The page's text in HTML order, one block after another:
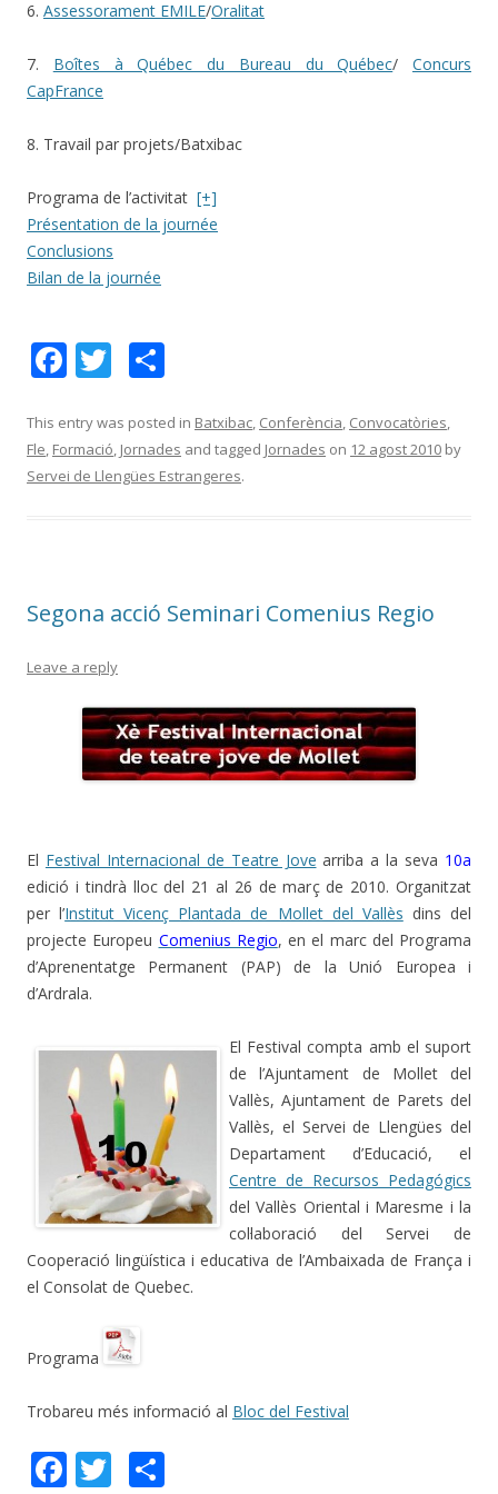
6. Assessorament EMILE/Oralitat
7. Boîtes à Québec du Bureau du Québec/ Concurs
CapFrance
8. Travail par projets/Batxibac
Programa de l’activitat [+]
Présentation de la journée
Conclusions
Bilan de la journée
F
e
b
T
itt
er
m
p
This entry was posted in Batxibac, Conferència, Convocatòries,
Fle, Formació, Jornades and tagged Jornades on 12 agost 2010 by
Servei de Llengües Estrangeres.
Segona acció Seminari Comenius Regio
Leave a reply
El Festival Internacional de Teatre Jove arriba a la seva 10a
edició i tindrà lloc del 21 al 26 de març de 2010. Organitzat
per l’Institut Vicenç Plantada de Mollet del Vallès dins del
projecte Europeu Comenius Regio, en el marc del Programa
d’Aprenentatge Permanent (PAP) de la Unió Europea i
d’Ardrala.
El Festival compta amb el suport
de l’Ajuntament de Mollet del
Vallès, Ajuntament de Parets del
Vallès, el Servei de Llengües del
Departament d’Educació, el
Centre de Recursos Pedagógics
del Vallès Oriental i Maresme i la
col·laboració del Servei de
Cooperació lingüística i educativa de l’Ambaixada de França i
el Consolat de Quebec.
Programa
Trobareu més informació al Bloc del Festival
F T